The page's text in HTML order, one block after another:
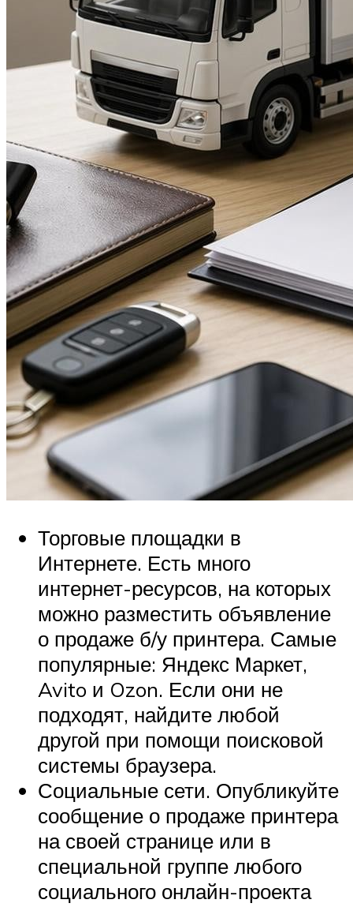
Торговые площадки в
Интернете. Есть много
интернет-ресурсов, на которых
можно разместить объявление
о продаже б/у принтера. Самые
популярные: Яндекс Маркет,
Avito и Ozon. Если они не
подходят, найдите любой
другой при помощи поисковой
системы браузера.
Социальные сети. Опубликуйте
сообщение о продаже принтера
на своей странице или в
специальной группе любого
социального онлайн-проекта